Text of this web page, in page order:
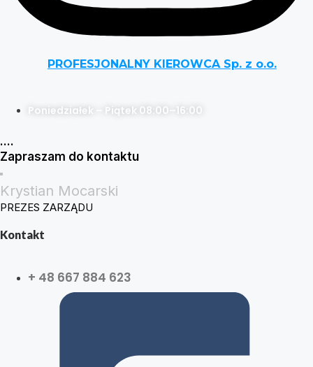
PROFESJONALNY KIEROWCA Sp. z o.o.
Poniedziałek – Piątek 08:00–16:00
....
Zapraszam do kontaktu
Krystian Mocarski
PREZES ZARZĄDU
Kontakt
+ 48 667 884 623